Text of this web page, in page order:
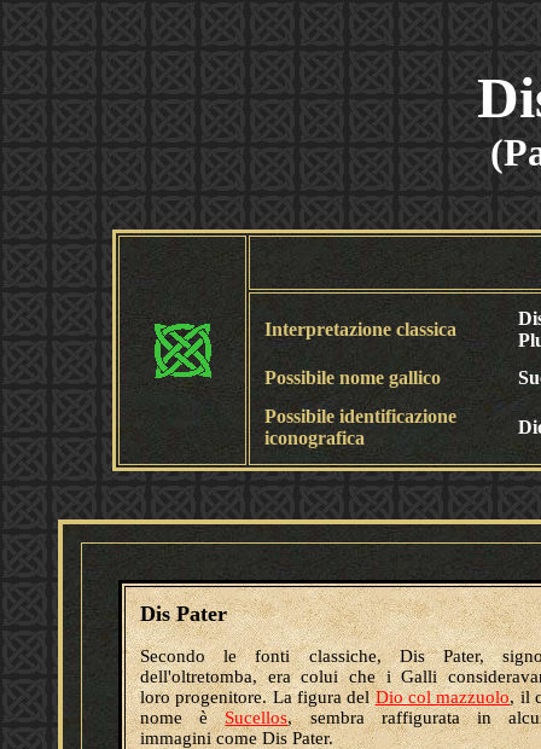
Interpretazione classica
Possibile nome gallico
Possibile identificazione
iconografica
Dis Pater
Secondo le fonti classiche, Dis Pater,
dell'oltretomba, era colui che i Galli
loro progenitore. La figura delDio col mazzuolo, il
nome èSucellos, sembra raffigurata in
immagini come Dis Pater.